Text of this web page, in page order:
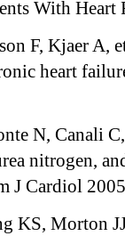
With
F, Kjaer
heart
N, Canali
nitrogen,
J Cardiol
KS, Morton